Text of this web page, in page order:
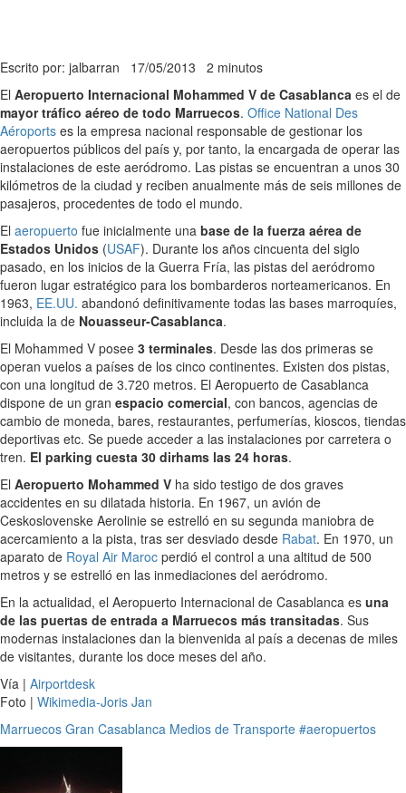
Escrito por: jalbarran 17/05/2013 2 minutos
El Aeropuerto Internacional Mohammed V de Casablanca es el de
mayor tráfico aéreo de todo Marruecos. Office National Des
Aéroports es la empresa nacional responsable de gestionar los
aeropuertos públicos del país y, por tanto, la encargada de operar las
instalaciones de este aeródromo. Las pistas se encuentran a unos 30
kilómetros de la ciudad y reciben anualmente más de seis millones de
pasajeros, procedentes de todo el mundo.
El aeropuerto fue inicialmente una base de la fuerza aérea de
Estados Unidos (USAF). Durante los años cincuenta del siglo
pasado, en los inicios de la Guerra Fría, las pistas del aeródromo
fueron lugar estratégico para los bombarderos norteamericanos. En
1963, EE.UU. abandonó definitivamente todas las bases marroquíes,
incluida la de Nouasseur-Casablanca.
El Mohammed V posee 3 terminales. Desde las dos primeras se
operan vuelos a países de los cinco continentes. Existen dos pistas,
con una longitud de 3.720 metros. El Aeropuerto de Casablanca
dispone de un gran espacio comercial, con bancos, agencias de
cambio de moneda, bares, restaurantes, perfumerías, kioscos, tiendas
deportivas etc. Se puede acceder a las instalaciones por carretera o
tren. El parking cuesta 30 dirhams las 24 horas.
El Aeropuerto Mohammed V ha sido testigo de dos graves
accidentes en su dilatada historia. En 1967, un avión de
Ceskoslovenske Aerolinie se estrelló en su segunda maniobra de
acercamiento a la pista, tras ser desviado desde Rabat. En 1970, un
aparato de Royal Air Maroc perdió el control a una altitud de 500
metros y se estrelló en las inmediaciones del aeródromo.
En la actualidad, el Aeropuerto Internacional de Casablanca es una
de las puertas de entrada a Marruecos más transitadas. Sus
modernas instalaciones dan la bienvenida al país a decenas de miles
de visitantes, durante los doce meses del año.
Vía | Airportdesk
Foto | Wikimedia-Joris Jan
Marruecos Gran Casablanca Medios de Transporte #aeropuertos